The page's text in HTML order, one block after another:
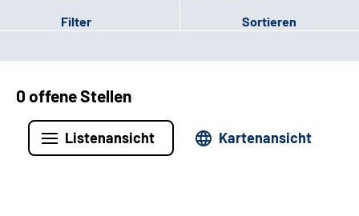
Filter Sortieren
0 offene Stellen
Listenansicht Kartenansicht